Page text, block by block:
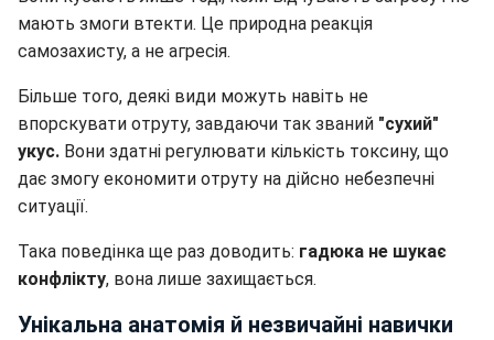
мають змоги втекти. Це природна реакція
самозахисту, а не агресія.
Більше того, деякі види можуть навіть не
впорскувати отруту, завдаючи так званий "сухий"
укус. Вони здатні регулювати кількість токсину, що
дає змогу економити отруту на дійсно небезпечні
ситуації.
Така поведінка ще раз доводить: гадюка не шукає
конфлікту, вона лише захищається.
Унікальна анатомія й незвичайні навички